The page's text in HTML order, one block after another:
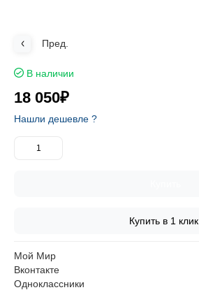
Пред.
В наличии
18 050₽
Нашли дешевле ?
Купить в 1 клик
Мой Мир
Вконтакте
Одноклассники